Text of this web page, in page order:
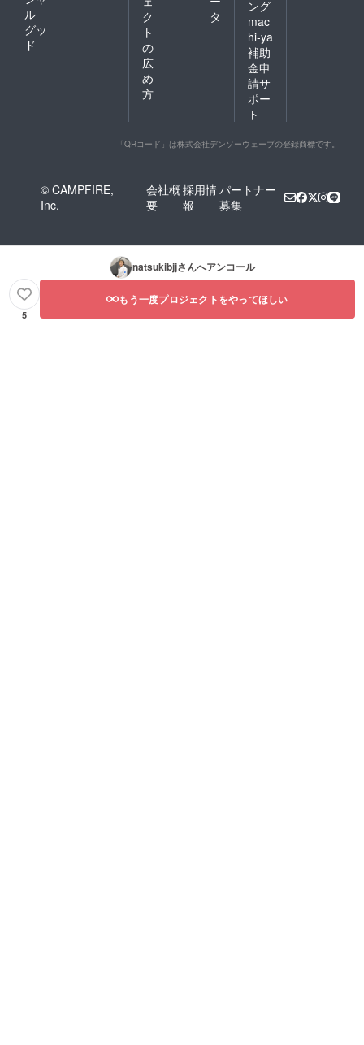
ル
グッ
ド
ク
ト
の
広
め
方
タ
ング
mac
hi-ya
補助
金申
請サ
ポー
ト
「QRコード」は株式会社デンソーウェーブの登録商標です。
© CAMPFIRE,
Inc.
会社概
要
採用情
報
パートナー
募集
natsukibjjさんへアンコール
5
もう一度プロジェクトをやってほしい